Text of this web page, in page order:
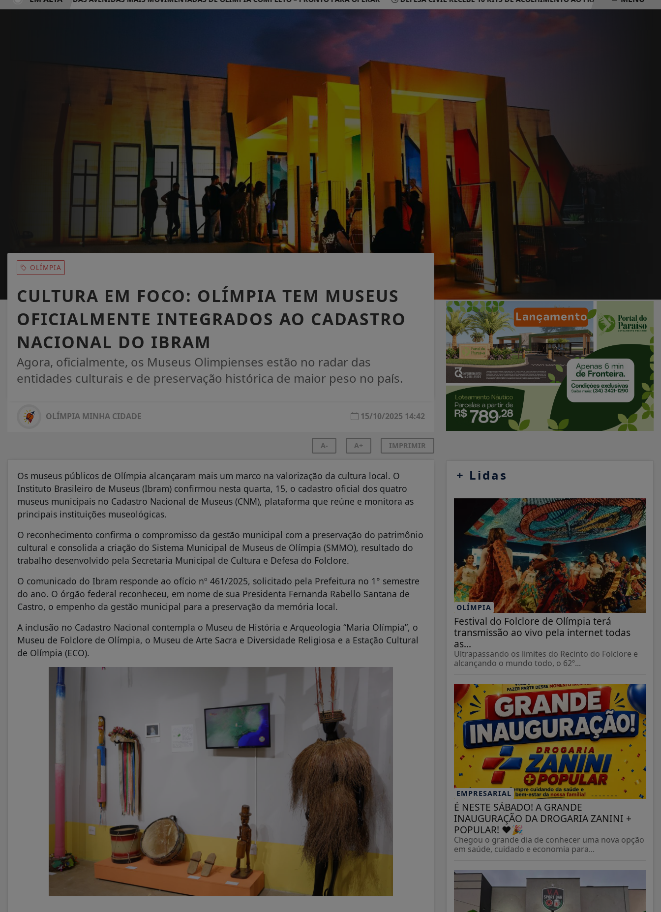
OLÍMPIA
CULTURA EM FOCO: OLÍMPIA TEM MUSEUS
OFICIALMENTE INTEGRADOS AO CADASTRO
NACIONAL DO IBRAM
Agora, oficialmente, os Museus Olimpienses estão no radar das
entidades culturais e de preservação histórica de maior peso no país.
OLÍMPIA MINHA CIDADE 15/10/2025 14:42
A- A+ IMPRIMIR
Os museus públicos de Olímpia alcançaram mais um marco na valorização da cultura local. O
Instituto Brasileiro de Museus (Ibram) confirmou nesta quarta, 15, o cadastro oficial dos quatro
museus municipais no Cadastro Nacional de Museus (CNM), plataforma que reúne e monitora as
principais instituições museológicas.
O reconhecimento confirma o compromisso da gestão municipal com a preservação do patrimônio
cultural e consolida a criação do Sistema Municipal de Museus de Olímpia (SMMO), resultado do
trabalho desenvolvido pela Secretaria Municipal de Cultura e Defesa do Folclore.
O comunicado do Ibram responde ao ofício nº 461/2025, solicitado pela Prefeitura no 1° semestre
do ano. O órgão federal reconheceu, em nome de sua Presidenta Fernanda Rabello Santana de
Castro, o empenho da gestão municipal para a preservação da memória local.
A inclusão no Cadastro Nacional contempla o Museu de História e Arqueologia “Maria Olímpia”, o
Museu de Folclore de Olímpia, o Museu de Arte Sacra e Diversidade Religiosa e a Estação Cultural
de Olímpia (ECO).
+ Lidas
OLÍMPIA
Festival do Folclore de Olímpia terá
transmissão ao vivo pela internet todas
as...
Ultrapassando os limites do Recinto do Folclore e
alcançando o mundo todo, o 62º...
EMPRESARIAL
É NESTE SÁBADO! A GRANDE
INAUGURAÇÃO DA DROGARIA ZANINI +
POPULAR! ❤️🎉
Chegou o grande dia de conhecer uma nova opção
em saúde, cuidado e economia para...